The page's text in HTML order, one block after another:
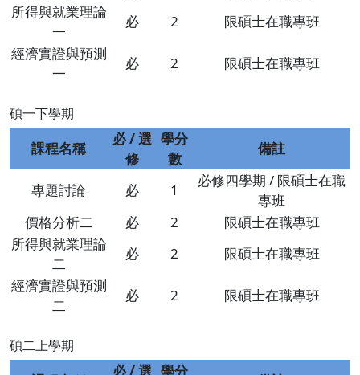
所得與就業理論
一
必 2
限碩士在職專班
經濟實證與預測
一
必 2 限碩士在職專班
碩一下學期
課程名稱
必 / 選
修
學分
數
備註
專題討論 必 1
必修四學期 / 限碩士在職
專班
價格分析二
必 2
限碩士在職專班
所得與就業理論
二
必 2
限碩士在職專班
經濟實證與預測
二
必 2 限碩士在職專班
碩二上學期
必 / 選 學分